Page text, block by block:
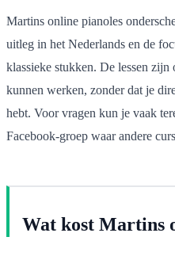
Martins online pianoles
uitleg in het Nederlands en de
klassieke stukken. De lessen
kunnen werken, zonder dat je
hebt. Voor vragen kun je vaak
Facebook-groep waar andere
Wat kost Martins